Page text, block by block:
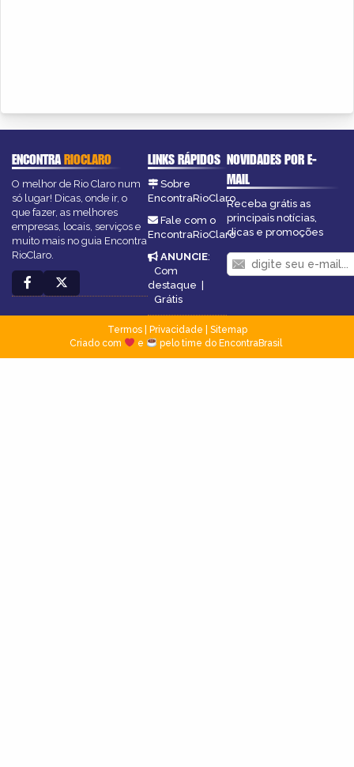
ENCONTRARIOCLARO
O melhor de Rio Claro num
só lugar! Dicas, onde ir, o
que fazer, as melhores
empresas, locais, serviços e
muito mais no guia Encontra
RioClaro.
LINKS RÁPIDOS
Sobre
EncontraRioClaro
Fale com o
EncontraRioClaro
ANUNCIE:
Com
destaque |
Grátis
NOVIDADES POR E-
MAIL
Receba grátis as
principais notícias,
dicas e promoções
Termos| Privacidade
Sitemap
Criado com
e pelo time do EncontraBrasil